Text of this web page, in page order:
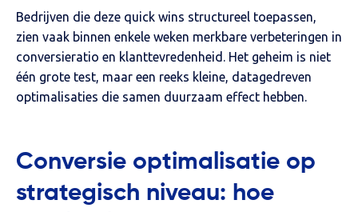
Bedrijven die deze quick wins structureel toepassen,
zien vaak binnen enkele weken merkbare verbeteringen in
conversieratio en klanttevredenheid. Het geheim is niet
één grote test, maar een reeks kleine, datagedreven
optimalisaties die samen duurzaam effect hebben.
Conversie optimalisatie op
strategisch niveau: hoe